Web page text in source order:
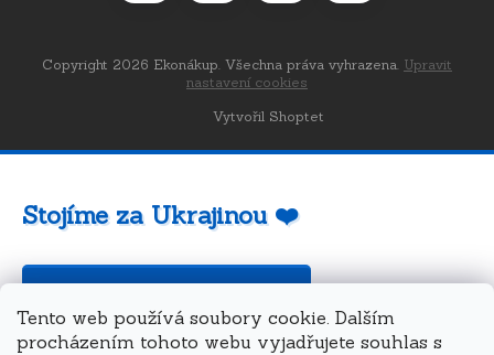
Tento web používá soubory cookie. Dalším
procházením tohoto webu vyjadřujete souhlas s
Vytvořil Shoptet
Copyright 2026 Ekonákup . Všechna práva vyhrazena. Upravit
nastavení cookies
Stojíme za Ukrajinou ❤️